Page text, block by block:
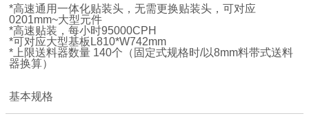
*高速通用一体化贴装头，无需更换贴装头，可对应
0201mm~大型元件
*高速贴装，每小时95000CPH
*可对应大型基板L810*W742mm
*上限送料器数量 140个（固定式规格时/以8mm料带式送料
器换算）
基本规格